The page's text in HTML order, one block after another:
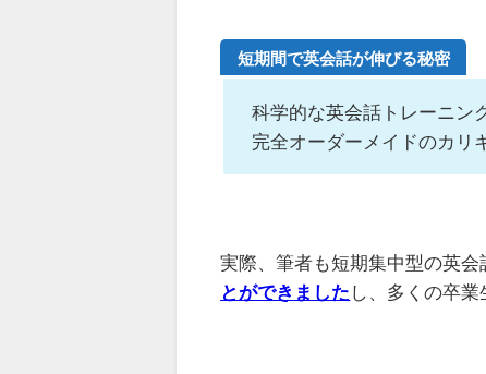
短期間で英会話が伸びる秘密
科学的な英会話トレーニン
完全オーダーメイドのカリ
実際、筆者も短期集中型の英
とができました し、多くの卒業